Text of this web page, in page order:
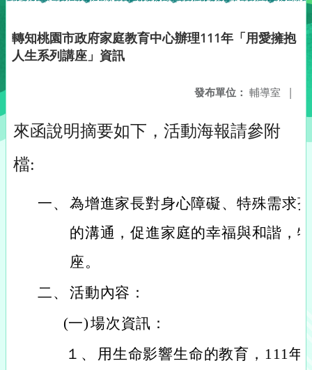
轉知桃園市政府家庭教育中心辦理111年「用愛擁抱
人生系列講座」資訊
發布單位： 輔導室 |
來函說明摘要如下，活動海報請參附
檔:
一、 為增進家長對身心障礙、特殊需求
的溝通，促進家庭的幸福與和諧，
座。
二、 活動內容：
(一)場次資訊：
１、
用生命影響生命的教育，111年